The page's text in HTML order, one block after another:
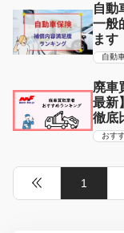
自動
一般
ます
自動
廃車
最新
徹底
おす
1